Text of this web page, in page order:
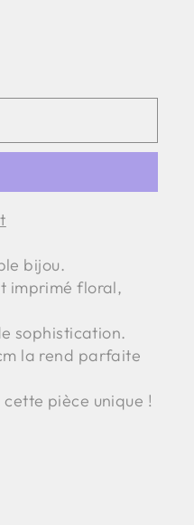
bijou.
imprimé floral,
sophistication.
la rend parfaite
pièce unique !